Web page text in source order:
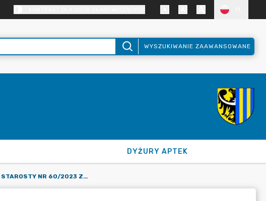
WYSZUKIWANIE ZAAWANSOWANE
DYŻURY APTEK
ZARZĄDZENIE STAROSTY NR 60/2023 Z DNIA 7 WRZEŚNIA 2023 R. W SPRAWIE ZMIANY ZAŁĄCZNIKA NR 1 DO ZARZĄDZENIA NR 2/2021 STAROSTY ZGORZELECKIEGO Z DNIA 15 STYCZNIA 2021 R. "REGULAMINU UDZIELANIA ZAMÓWIEŃ PUBLICZNYCH O WARTOŚCI NIEPRZEKRACZAJĄCEJ KWOTY 130 000 ZŁ W STAROSTWIE POWIATOWYM W ZGORZELCU".